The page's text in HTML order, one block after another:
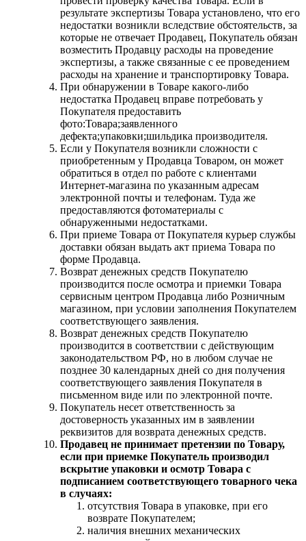
результате экспертизы Товара установлено, что его
недостатки возникли вследствие обстоятельств, за
которые не отвечает Продавец, Покупатель обязан
возместить Продавцу расходы на проведение
экспертизы, а также связанные с ее проведением
расходы на хранение и транспортировку Товара.
При обнаружении в Товаре какого-либо
недостатка Продавец вправе потребовать у
Покупателя предоставить
фото:Товара;заявленного
дефекта;упаковки;шильдика производителя.
Если у Покупателя возникли сложности с
приобретенным у Продавца Товаром, он может
обратиться в отдел по работе с клиентами
Интернет-магазина по указанным адресам
электронной почты и телефонам. Туда же
предоставляются фотоматериалы с
обнаруженными недостатками.
При приеме Товара от Покупателя курьер службы
доставки обязан выдать акт приема Товара по
форме Продавца.
Возврат денежных средств Покупателю
производится после осмотра и приемки Товара
сервисным центром Продавца либо Розничным
магазином, при условии заполнения Покупателем
соответствующего заявления.
Возврат денежных средств Покупателю
производится в соответствии с действующим
законодательством РФ, но в любом случае не
позднее 30 календарных дней со дня получения
соответствующего заявления Покупателя в
письменном виде или по электронной почте.
Покупатель несет ответственность за
достоверность указанных им в заявлении
реквизитов для возврата денежных средств.
Продавец не принимает претензии по Товару,
если при приемке Покупатель производил
вскрытие упаковки и осмотр Товара с
подписанием соответствующего товарного чека
в случаях:
отсутствия Товара в упаковке, при его
возврате Покупателем;
наличия внешних механических